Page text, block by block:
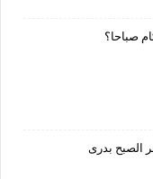
صباحا؟